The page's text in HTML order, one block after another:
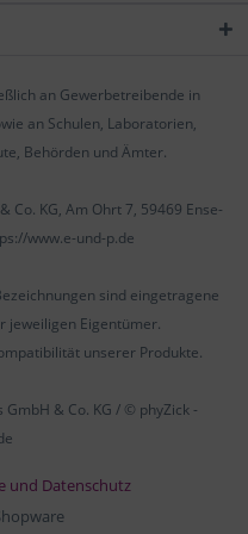
an Gewerbetreibende in
an Schulen, Laboratorien,
Behörden und Ämter.
Co. KG, Am Ohrt 7, 59469 Ense-
www.e-und-p.de
sind eingetragene
jeweiligen Eigentümer.
unserer Produkte.
& Co. KG / © phyZick -
und Datenschutz